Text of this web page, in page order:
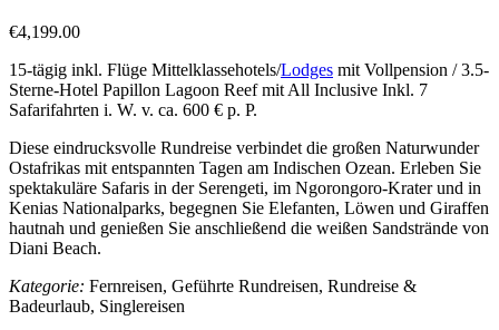
€4,199.00
15-tägig inkl. Flüge Mittelklassehotels/Lodges mit Vollpension / 3.5-
Sterne-Hotel Papillon Lagoon Reef mit All Inclusive Inkl. 7
Safarifahrten i. W. v. ca. 600 € p. P.
Diese eindrucksvolle Rundreise verbindet die großen Naturwunder
Ostafrikas mit entspannten Tagen am Indischen Ozean. Erleben Sie
spektakuläre Safaris in der Serengeti, im Ngorongoro-Krater und in
Kenias Nationalparks, begegnen Sie Elefanten, Löwen und Giraffen
hautnah und genießen Sie anschließend die weißen Sandstrände von
Diani Beach.
Kategorie: Fernreisen, Geführte Rundreisen, Rundreise &
Badeurlaub, Singlereisen